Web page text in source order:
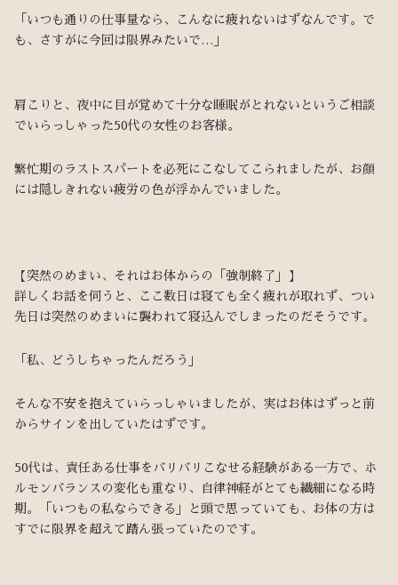
「いつも通りの仕事量なら、こんなに疲れないはずなんです。で
も、さすがに今回は限界みたいで…」
肩こりと、夜中に目が覚めて十分な睡眠がとれないというご相談
でいらっしゃった50代の女性のお客様。
繁忙期のラストスパートを必死にこなしてこられましたが、お顔
には隠しきれない疲労の色が浮かんでいました。
【突然のめまい、それはお体からの「強制終了」】
詳しくお話を伺うと、ここ数日は寝ても全く疲れが取れず、つい
先日は突然のめまいに襲われて寝込んでしまったのだそうです。
「私、どうしちゃったんだろう」
そんな不安を抱えていらっしゃいましたが、実はお体はずっと前
からサインを出していたはずです。
50代は、責任ある仕事をバリバリこなせる経験がある一方で、ホ
ルモンバランスの変化も重なり、自律神経がとても繊細になる時
期。「いつもの私ならできる」と頭で思っていても、お体の方は
すでに限界を超えて踏ん張っていたのです。